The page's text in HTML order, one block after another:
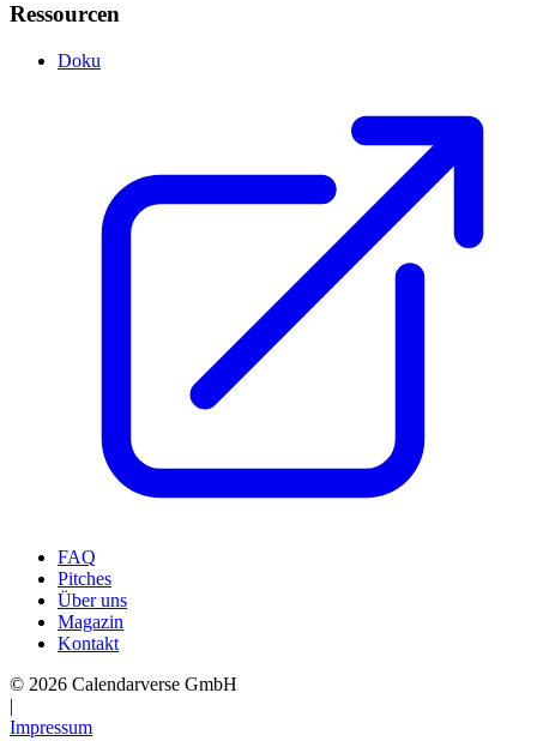
Ressourcen
Doku
FAQ
Pitches
Über uns
Magazin
Kontakt
© 2026 Calendarverse GmbH
|
Impressum